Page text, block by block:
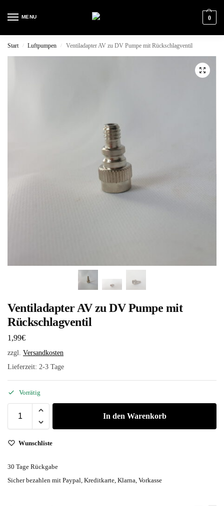
MENU 0
Start / Luftpumpen / Ventiladapter AV zu DV Pumpe mit Rückschlagventil
Ventiladapter AV zu DV Pumpe mit
Rückschlagventil
1,99€
zzgl. Versandkosten
Lieferzeit: 2-3 Tage
Vorrätig
In den Warenkorb
Wunschliste
30 Tage Rückgabe
Sicher bezahlen mit Paypal, Kreditkarte, Klarna, Vorkasse